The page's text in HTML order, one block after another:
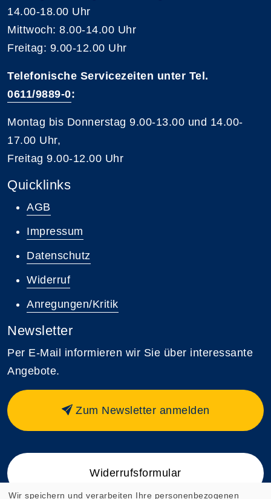
14.00-18.00 Uhr
Mittwoch: 8.00-14.00 Uhr
Freitag: 9.00-12.00 Uhr
Telefonische Servicezeiten unter Tel.
0611/9889-0:
Montag bis Donnerstag 9.00-13.00 und 14.00-
17.00 Uhr,
Freitag 9.00-12.00 Uhr
Quicklinks
AGB
Impressum
Datenschutz
Widerruf
Anregungen/Kritik
Newsletter
Per E-Mail informieren wir Sie über interessante
Angebote.
Zum Newsletter anmelden
Widerrufsformular
Wir speichern und verarbeiten Ihre personenbezogenen